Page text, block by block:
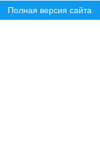
Полная версия сайта